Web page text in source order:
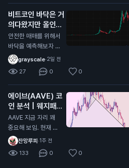
임, 물론 저 지지선을
타고 흐를순있는데 저
기만 안깨지면됨
싸이클대로 상방,하방
으로 움직이는거는 이
번이 마지막일거라고
봄 비트코인 전체 차
트로 봤을때 현재 어
센딩트라이앵글 모양
이라서 비트가 0원가
거나 위로 계속 쏘거
나 할거라고 생각한다
비트코인 바닥은 거
의다왔지만 올인은
금지
안전한 매매를 위해서
바닥을 예측해보자 현
재 자리에서 풀매수는
비추하는 이유 1. 하이
킨아시 주봉이 아직까
지 음봉형태 2. MAC
D 모양이 아직 바닥
안쪽으로 더 들어가야
함 3. 스톡캐스틱 모
양 또한 쌍바닥형태로
내려가고 있는 진행형
상태라 추가하락(살
짝)이 남아있을 확률
grayscale·2일 전
27 0 0
에이브(AAVE) 코
인 분석 | 웨지패턴
발생중
AAVE 지금 자리 꽤
중요해 보임. 현재 대
형 웨지 하단 지지선
인 96.3달러 부근 테
스트 중임. 여기 지켜
잔망루피·1주 전
133 0 0